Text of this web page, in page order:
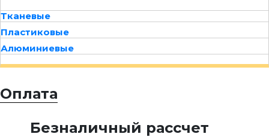
Тканевые
Пластиковые
Алюминиевые
Оплата
Безналичный рассчет